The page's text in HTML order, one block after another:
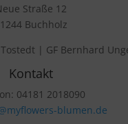
Straße 12
Buchholz
Tostedt | GF Bernhard
Kontakt
04181 2018090
blumen.de